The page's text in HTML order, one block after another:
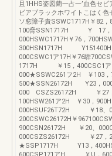
且1HHS姿図藺一占一’血色セ
ビアブラックホワイトこはく
ソ窓障子責SSWC1717H￥
100脅SSN1717H Y 17
000HSWC1717H￥76，
300HSN1717H
000CSWC1ア17H￥76騨
1717H ￥15，400CSC1
000★SSWC261フ2H ￥103
500★SSN26172H Y23，
000 CSZS26172H ￥27，
100HSW261ア2H ￥30，
000HSUF26T72H ￥18、
200CSWC26172H￥
900CSN26172H ￥20、
000CSZS26172H ￥27，
★SSP1717H Y13，